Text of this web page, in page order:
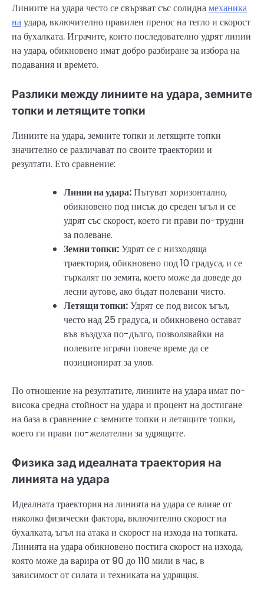
Линиите на удара често се свързват със солиднамеханика
наудара, включително правилен пренос на тегло и скорост
на бухалката. Играчите, които последователно удрят линии
на удара, обикновено имат добро разбиране за избора на
подавания и времето.
Разлики между линиите на удара, земните
топки и летящите топки
Линиите на удара, земните топки и летящите топки
значително се различават по своите траектории и
резултати. Ето сравнение:
Линии на удара:Пътуват хоризонтално,
обикновено под нисък до среден ъгъл и се
удрят със скорост, което ги прави по-трудни
за полеване.
Земни топки:Удрят се с низходяща
траектория, обикновено под 10 градуса, и се
търкалят по земята, което може да доведе до
лесни аутове, ако бъдат полевани чисто.
Летящи топки:Удрят се под висок ъгъл,
често над 25 градуса, и обикновено остават
във въздуха по-дълго, позволявайки на
полевите играчи повече време да се
позиционират за улов.
По отношение на резултатите, линиите на удара имат по-
висока средна стойност на удара и процент на достигане
на база в сравнение с земните топки и летящите топки,
което ги прави по-желателни за удрящите.
Физика зад идеалната траектория на
линията на удара
Идеалната траектория на линията на удара се влияе от
няколко физически фактора, включително скорост на
бухалката, ъгъл на атака и скорост на изхода на топката.
Линията на удара обикновено постига скорост на изхода,
която може да варира от 90 до 110 мили в час, в
зависимост от силата и техниката на удрящия.